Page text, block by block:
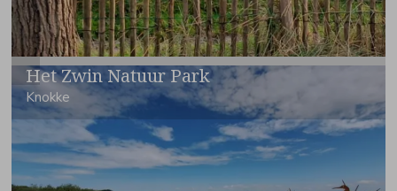
Het Zwin Natuur Park
Knokke
Het Zwin Natuur Park
is een absolute must-see. Wandel over
de vlonderpaden en spot bijzondere vogels zoals lepelaars,
scholeksters en zelfs zilverreigers. Met een beetje geluk zie je
jonge zeehonden spelen in de getijdenkreekjes. Voor kinderen